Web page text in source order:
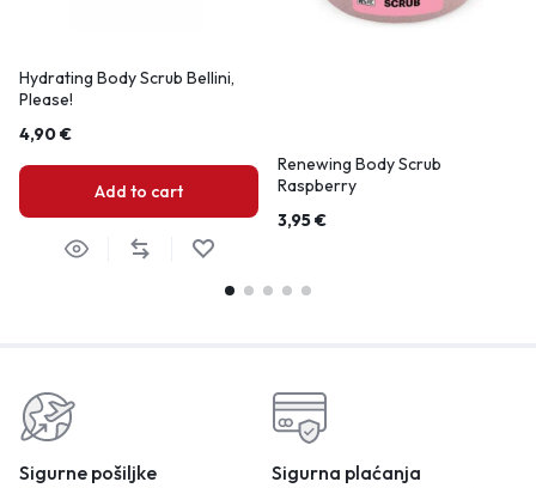
Hydrating Body Scrub Bellini,
Please!
4,90€
Add to cart
Renewing Body Scrub
Raspberry
3,95€
Sigurne pošiljke Sigurna plaćanja